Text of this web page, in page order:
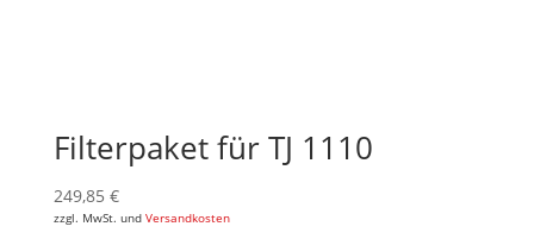
Filterpaket für TJ 1110
249,85 €
zzgl. MwSt. und Versandkosten